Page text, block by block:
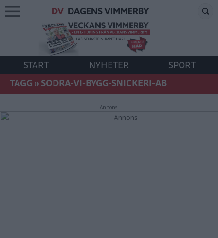
START NYHETER
SPORT
TAGG»SODRA-VI-BYGG-SNICKERI-AB
Annons: